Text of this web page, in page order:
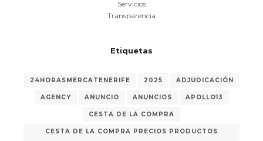
Servicios
Transparencia
Etiquetas
24HORASMERCATENERIFE 2025 ADJUDICACIÓN
AGENCY ANUNCIO ANUNCIOS APOLLO13
CESTA DE LA COMPRA
CESTA DE LA COMPRA PRECIOS PRODUCTOS